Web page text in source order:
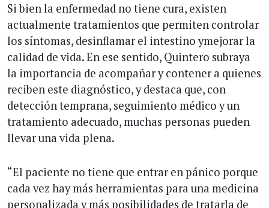
Si bien la enfermedad no tiene cura, existen
actualmente tratamientos que permiten controlar
los síntomas, desinflamar el intestino ymejorar la
calidad de vida. En ese sentido, Quintero subraya
la importancia de acompañar y contener a quienes
reciben este diagnóstico, y destaca que, con
detección temprana, seguimiento médico y un
tratamiento adecuado, muchas personas pueden
llevar una vida plena.
“El paciente no tiene que entrar en pánico porque
cada vez hay más herramientas para una medicina
personalizada y más posibilidades de tratarla de